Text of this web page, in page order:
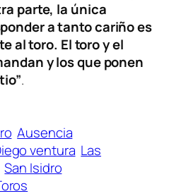
parte, la única
a tanto cariño es
al toro. El toro y el
y los que ponen
.
Ausencia
ventura Las
San Isidro